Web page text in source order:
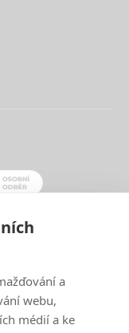
a
webu,
médií a ke